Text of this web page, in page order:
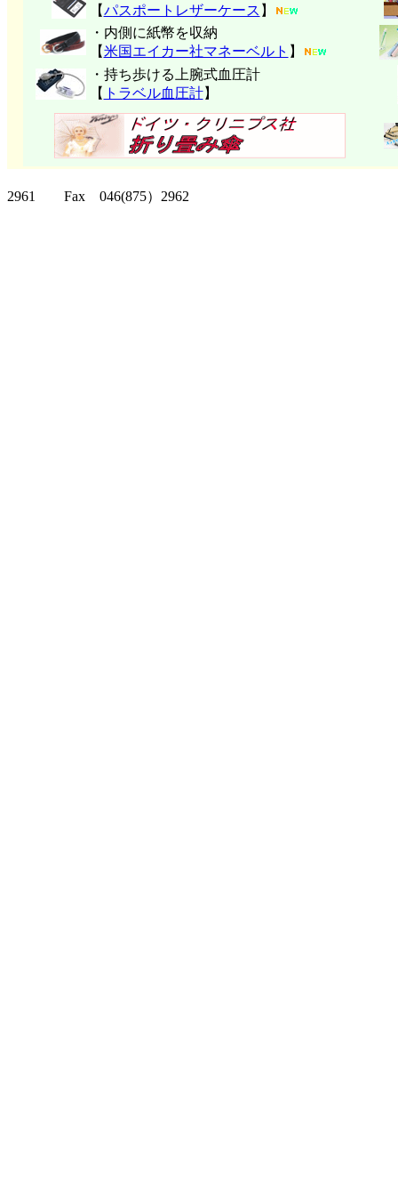
【パスポートレザーケース 】
・内側に紙幣を収納
【米国エイカー社マネーベルト 】
・持ち歩ける上腕式血圧計
【 トラベル血圧計】
2961 Fax 046(875）2962